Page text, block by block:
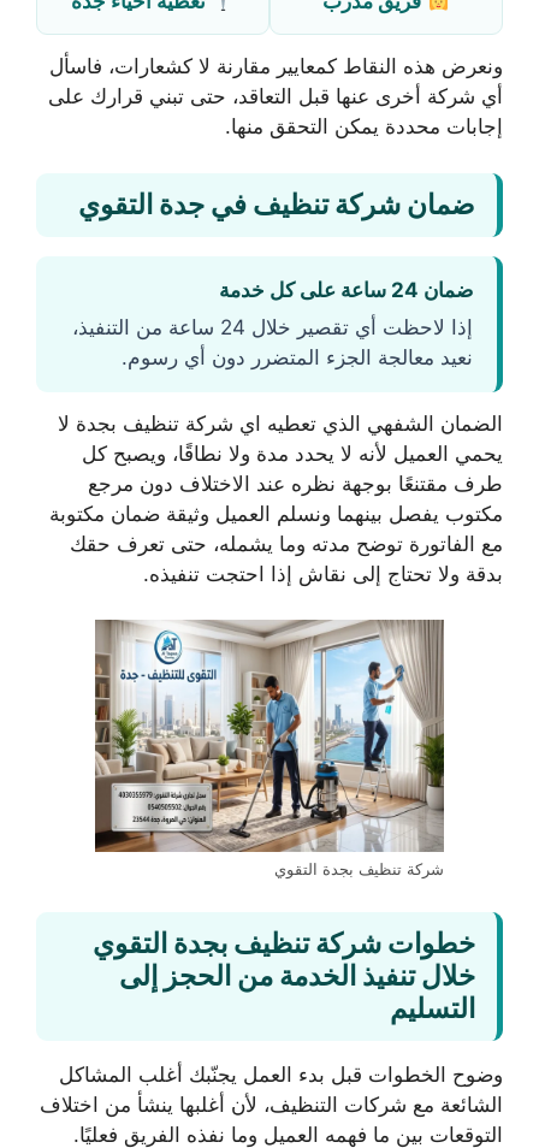
ونعرض هذه النقاط كمعايير مقارنة لا كشعارات، فاسأل
أي شركة أخرى عنها قبل التعاقد، حتى تبني قرارك على
إجابات محددة يمكن التحقق منها.
ضمان شركة تنظيف في جدة التقوي
ضمان 24 ساعة على كل خدمة
إذا لاحظت أي تقصير خلال 24 ساعة من التنفيذ،
نعيد معالجة الجزء المتضرر دون أي رسوم.
الضمان الشفهي الذي تعطيه اي شركة تنظيف بجدة لا
يحمي العميل لأنه لا يحدد مدة ولا نطاقًا، ويصبح كل
طرف مقتنعًا بوجهة نظره عند الاختلاف دون مرجع
مكتوب يفصل بينهما ونسلم العميل وثيقة ضمان مكتوبة
مع الفاتورة توضح مدته وما يشمله، حتى تعرف حقك
بدقة ولا تحتاج إلى نقاش إذا احتجت تنفيذه.
شركة تنظيف بجدة التقوي
خطوات شركة تنظيف بجدة التقوي
خلال تنفيذ الخدمة من الحجز إلى
التسليم
وضوح الخطوات قبل بدء العمل يجنّبك أغلب المشاكل
الشائعة مع شركات التنظيف، لأن أغلبها ينشأ من اختلاف
التوقعات بين ما فهمه العميل وما نفذه الفريق فعليًا.